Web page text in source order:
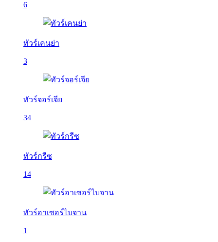
6
ทัวร์เคนย่า
3
ทัวร์จอร์เจีย
34
ทัวร์กรีซ
14
ทัวร์อาเซอร์ไบจาน
1